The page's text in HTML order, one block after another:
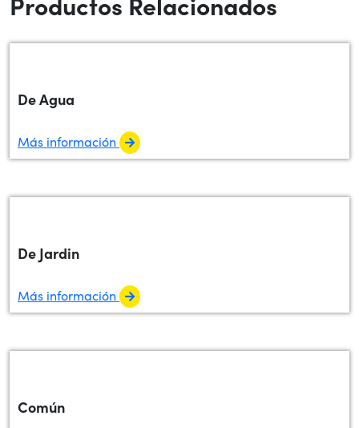
De Agua
Más información
De Jardin
Más información
Común